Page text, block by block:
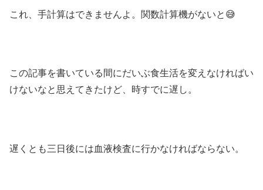
これ、手計算はできませんよ。関数計算機がないと😅
この記事を書いている間にだいぶ食生活を変えなければい
けないなと思えてきたけど、時すでに遅し。
遅くとも三日後には血液検査に行かなければならない。